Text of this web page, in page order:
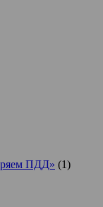
ПДД» (1)